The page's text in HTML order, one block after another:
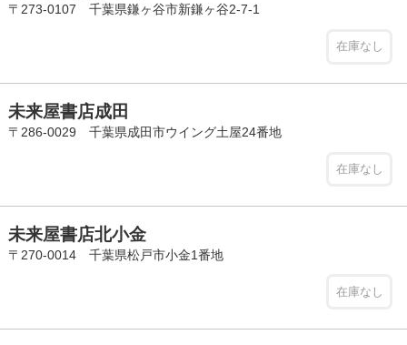
〒273-0107 千葉県鎌ヶ谷市新鎌ヶ谷2-7-1
在庫なし
未来屋書店成田
〒286-0029 千葉県成田市ウイング土屋24番地
在庫なし
未来屋書店北小金
〒270-0014 千葉県松戸市小金1番地
在庫なし